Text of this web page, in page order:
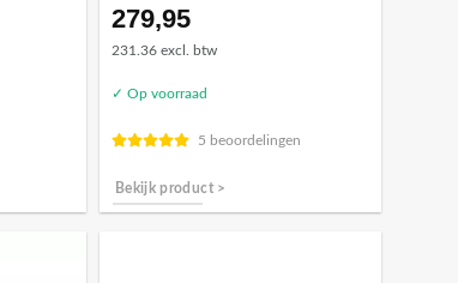
279,95
231.36 excl. btw
✓ Op voorraad
5 beoordelingen
Bekijk product >